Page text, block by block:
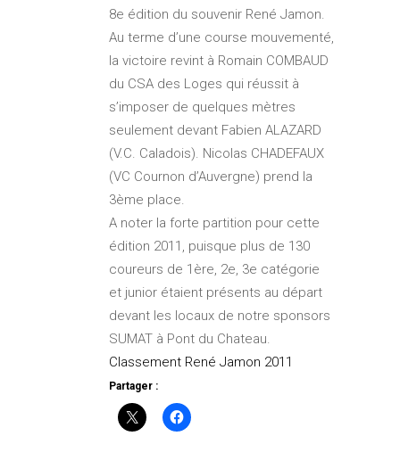
8e édition du souvenir René Jamon.
Au terme d’une course mouvementé,
la victoire revint à Romain COMBAUD
du CSA des Loges qui réussit à
s’imposer de quelques mètres
seulement devant Fabien ALAZARD
(V.C. Caladois). Nicolas CHADEFAUX
(VC Cournon d’Auvergne) prend la
3ème place.
A noter la forte partition pour cette
édition 2011, puisque plus de 130
coureurs de 1ère, 2e, 3e catégorie
et junior étaient présents au départ
devant les locaux de notre sponsors
SUMAT à Pont du Chateau.
Classement René Jamon 2011
Partager :